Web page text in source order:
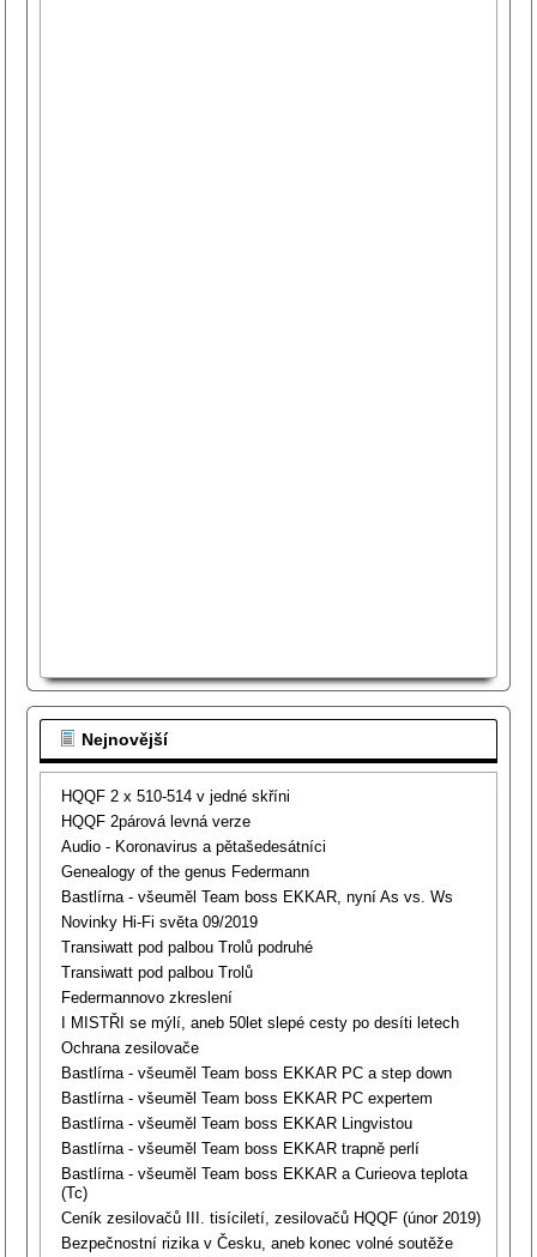
Nejnovější
HQQF 2 x 510-514 v jedné skříni
HQQF 2párová levná verze
Audio - Koronavirus a pětašedesátníci
Genealogy of the genus Federmann
Bastlírna - všeuměl Team boss EKKAR, nyní As vs. Ws
Novinky Hi-Fi světa 09/2019
Transiwatt pod palbou Trolů podruhé
Transiwatt pod palbou Trolů
Federmannovo zkreslení
I MISTŘI se mýlí, aneb 50let slepé cesty po desíti letech
Ochrana zesilovače
Bastlírna - všeuměl Team boss EKKAR PC a step down
Bastlírna - všeuměl Team boss EKKAR PC expertem
Bastlírna - všeuměl Team boss EKKAR Lingvistou
Bastlírna - všeuměl Team boss EKKAR trapně perlí
Bastlírna - všeuměl Team boss EKKAR a Curieova teplota
(Tc)
Ceník zesilovačů III. tisíciletí, zesilovačů HQQF (únor 2019)
Bezpečnostní rizika v Česku, aneb konec volné soutěže